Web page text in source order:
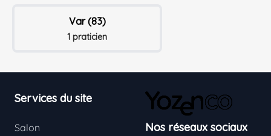
Var (83)
1 praticien
Services du site
Salon Nos réseaux sociaux